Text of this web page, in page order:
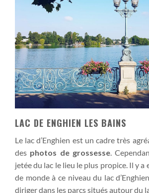
LAC DE ENGHIEN LES BAINS
Le lac d’Enghien est un cadre très
des photos de grossesse.
jetée du lac le lieu le plus propice. Il y a
de monde à ce niveau du lac
diriger dans les parcs situés autour du